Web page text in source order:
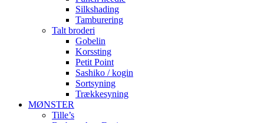
Silkshading
Tamburering
Talt broderi
Gobelin
Korssting
Petit Point
Sashiko / kogin
Sortsyning
Trækkesyning
MØNSTER
Tille’s